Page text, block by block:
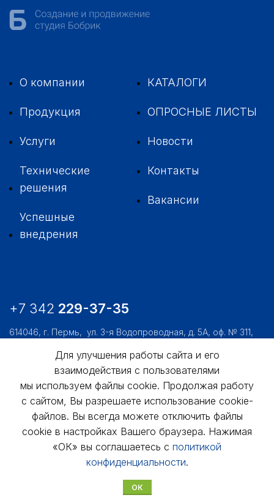
О компании
Продукция
Услуги
Технические
решения
Успешные
внедрения
КАТАЛОГИ
ОПРОСНЫЕ ЛИСТЫ
Новости
Контакты
Вакансии
+7 342 229-37-35
614046, г. Пермь, ул. 3-я Водопроводная, д. 5А, оф. № 311,
usk@usk.perm.ru
Обратная связь
© АО «УралСтройКомфорт», 1998 - 2025г.
Политика конфиденциальности
Для улучшения работы сайта и его
взаимодействия с пользователями
мы используем файлы cookie. Продолжая работу
с сайтом, Вы разрешаете использование cookie-
файлов. Вы всегда можете отключить файлы
cookie в настройках Вашего браузера. Нажимая
«ОК» вы соглашаетесь с политикой
конфиденциальности.
ОК